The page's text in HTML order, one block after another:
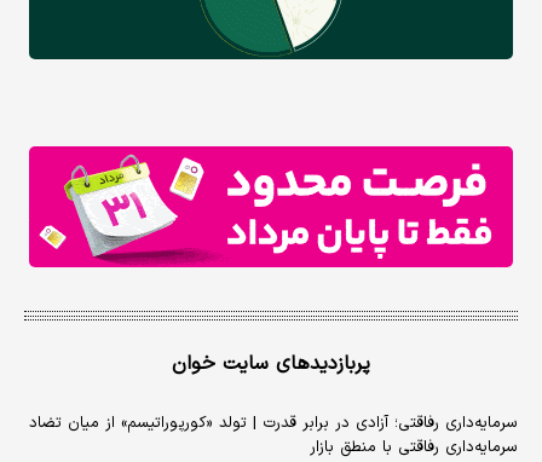
پربازدیدهای سایت خوان
سرمایه‌داری رفاقتی؛ آزادی در برابر قدرت | تولد «کورپوراتیسم» از میان تضاد
سرمایه‌داری رفاقتی با منطق بازار